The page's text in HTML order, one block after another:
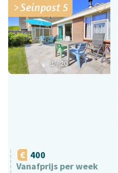
1/20
Seinpost 5
400
Vanafprijs per week